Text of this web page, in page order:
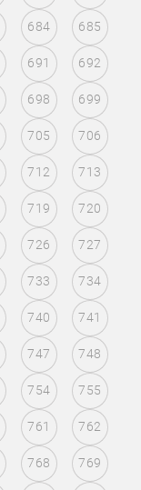
684 685
691 692
698 699
705 706
712 713
719 720
726 727
733 734
740 741
747 748
754 755
761 762
768 769